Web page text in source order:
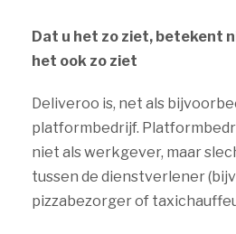
Dat u het zo ziet, betekent
het ook zo ziet
Deliveroo is, net als
platformbedrijf.
niet als werkgever, maar
tussen de dienstverlener
pizzabezorger of